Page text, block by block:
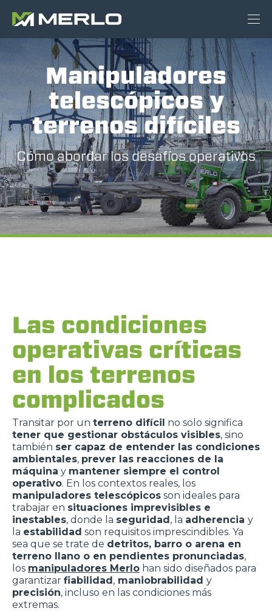
Manipuladores
telescópicos y
terrenos difíciles
Cómo abordar los desafíos operativos
Las condiciones
operativas críticas
en los terrenos
complicados
Transitar por un terreno difícil no solo significa
tener que gestionar obstáculos visibles, sino
también ser capaz de entender las condiciones
ambientales, prever las reacciones de la
máquina y mantener siempre el control
operativo. En los contextos reales, los
manipuladores telescópicos son ideales para
trabajar en situaciones imprevisibles e
inestables, donde la seguridad, la adherencia y
la estabilidad son requisitos imprescindibles. Ya
sea que se trate de detritos, barro o arena en
terreno llano o en pendientes pronunciadas,
los manipuladores Merlo han sido diseñados para
garantizar fiabilidad, maniobrabilidad y
precisión, incluso en las condiciones más
extremas.